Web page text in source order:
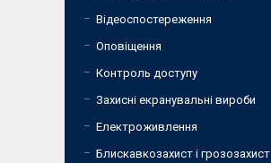
Відеоспостереження
Оповіщення
Контроль доступу
Захисні екранувальні вироби
Електроживлення
Блискавкозахист і грозозахист